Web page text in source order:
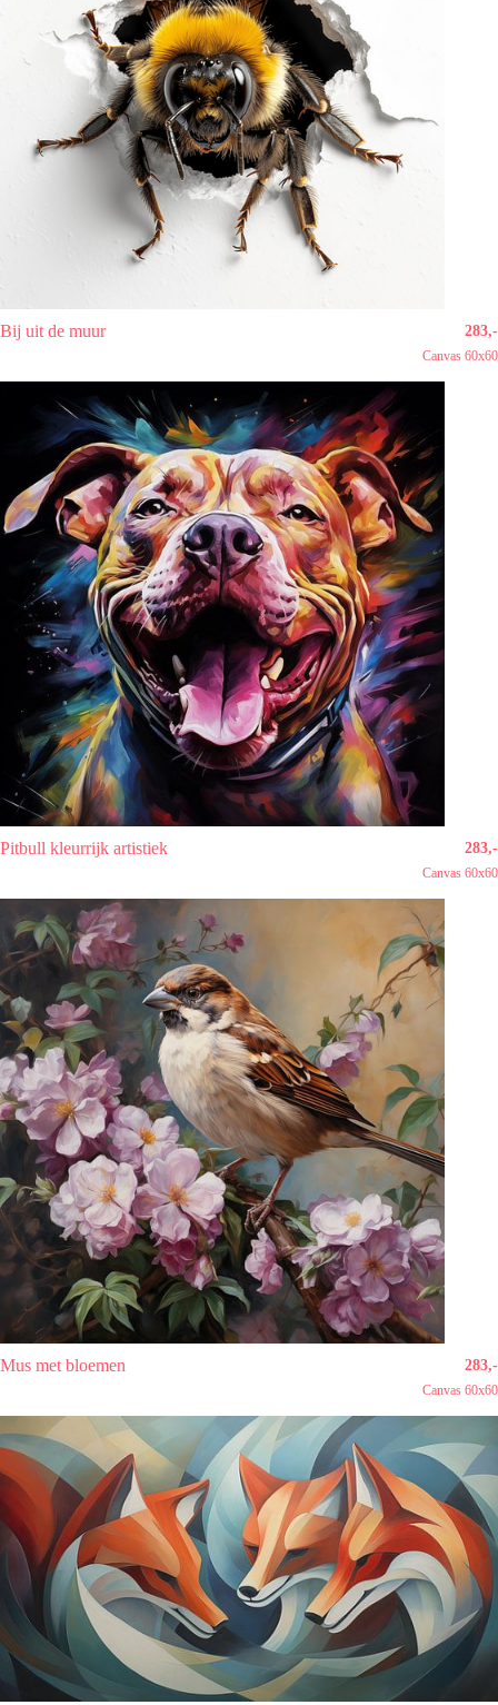
Bij uit de muur 283,-
Canvas 60x60
Pitbull kleurrijk artistiek 283,-
Canvas 60x60
Mus met bloemen 283,-
Canvas 60x60